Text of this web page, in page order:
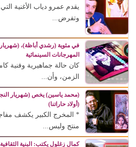
يقدم عمرو دياب الأغنية
وتفرض...
في مئوية (رشدي أباظة)،
المهرجانات السينمائية
كان حالة جماهيرية وفنية
الزمن، وأن...
(محمد ياسين) يخص (شهريار
(أولاد حاراتنا)
* المخرج الكبير يكشف
منتج وليس...